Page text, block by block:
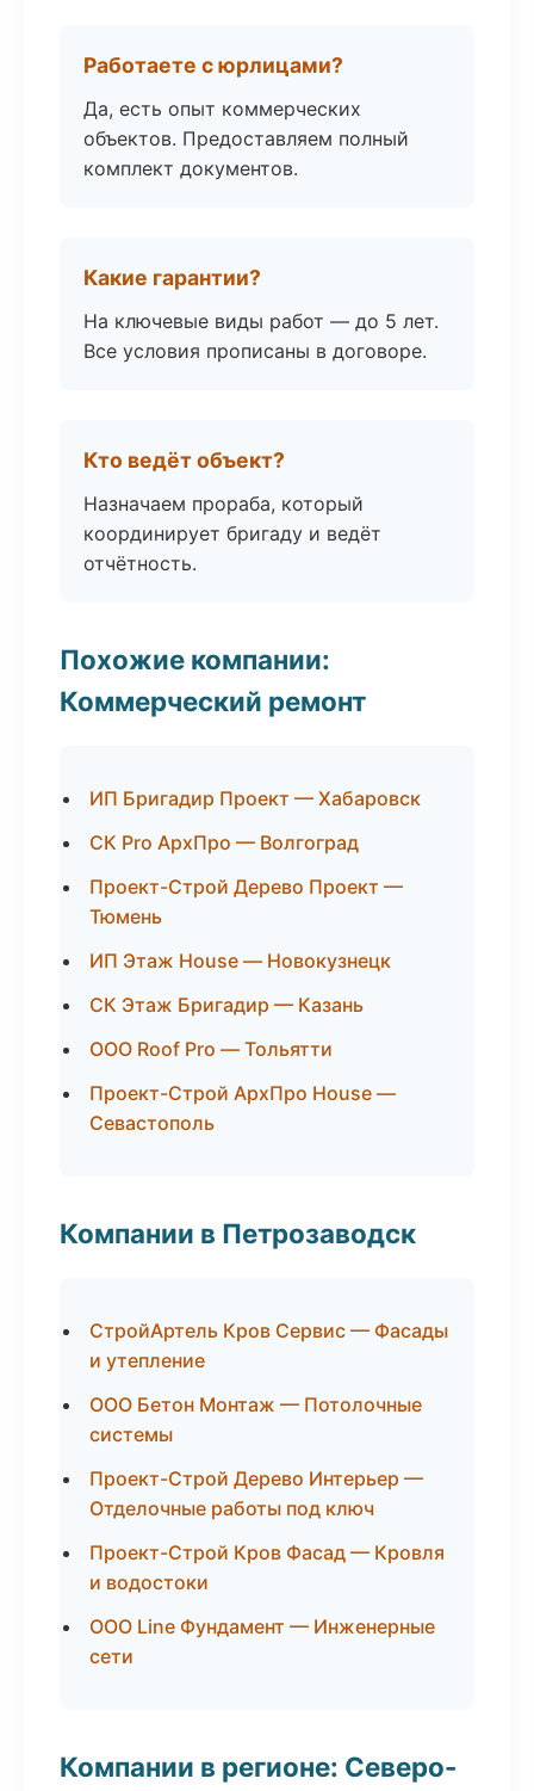
Работаете с юрлицами?
Да, есть опыт коммерческих
объектов. Предоставляем полный
комплект документов.
Какие гарантии?
На ключевые виды работ — до 5 лет.
Все условия прописаны в договоре.
Кто ведёт объект?
Назначаем прораба, который
координирует бригаду и ведёт
отчётность.
Похожие компании:
Коммерческий ремонт
ИП Бригадир Проект — Хабаровск
СК Pro АрхПро — Волгоград
Проект-Строй Дерево Проект —
Тюмень
ИП Этаж House — Новокузнецк
СК Этаж Бригадир — Казань
ООО Roof Pro — Тольятти
Проект-Строй АрхПро House —
Севастополь
Компании в Петрозаводск
СтройАртель Кров Сервис — Фасады
и утепление
ООО Бетон Монтаж — Потолочные
системы
Проект-Строй Дерево Интерьер —
Отделочные работы под ключ
Проект-Строй Кров Фасад — Кровля
и водостоки
ООО Line Фундамент — Инженерные
сети
Компании в регионе: Северо-